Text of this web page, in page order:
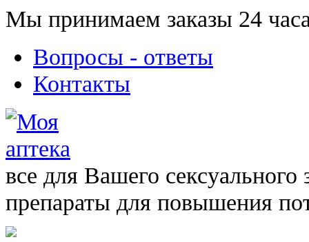
Мы принимаем заказы 24
Вопросы - ответы
Контакты
все для Вашего сексуального
препараты для повышения